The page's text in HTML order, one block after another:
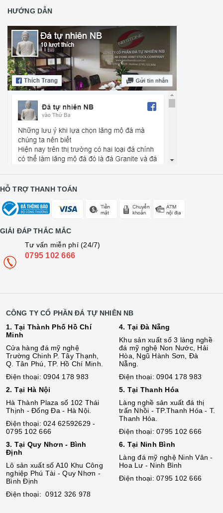
HƯỚNG DẪN
HỖ TRỢ THANH TOÁN
GIẢI ĐÁP THẮC MẮC
Tư vấn miễn phí (24/7)
0795 102 666
CÔNG TY CỔ PHẦN ĐÁ TỰ NHIÊN NB
1. Tại Thành Phố Hồ Chí
Minh
Cửa hàng đá mỹ nghệ
Trường Chinh P. Tây Thạnh,
Q. Tân Phú, TP. Hồ Chí Minh.
Điện thoại: 0904 178 983
2. Tại Hà Nội
Hà Thành Plaza số 102 Thái
Thịnh - Đống Đa - Hà Nội.
Điện thoại: 024 62592629 -
0795 102 666
3. Tại Quy Nhơn - Bình
Định
Lô sản xuất số A10 Khu Công
nghiệp Phú Tài - Quy Nhơn -
Bình Định
Điện thoại: 0912 326 978
4. Tại Đà Nẵng
Khu sản xuất số 3 làng nghề
đá mỹ nghệ Non Nước, Hải
Hòa, Ngũ Hành Sơn, Đà
Nẵng.
Điện thoại: 0904 178 983
5. Tại Thanh Hóa
Làng nghề sản xuất đá thị
trấn Nhồi - TP.Thanh Hóa - T.
Thanh Hóa.
Điện thoại: 0795 102 666
6. Tại Ninh Bình
Làng đá mỹ nghệ Ninh Vân -
Hoa Lư - Ninh Bình
Điện thoại: 0795 102 666